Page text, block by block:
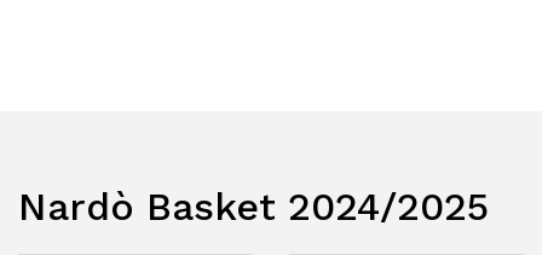
Nardò Basket 2024/2025